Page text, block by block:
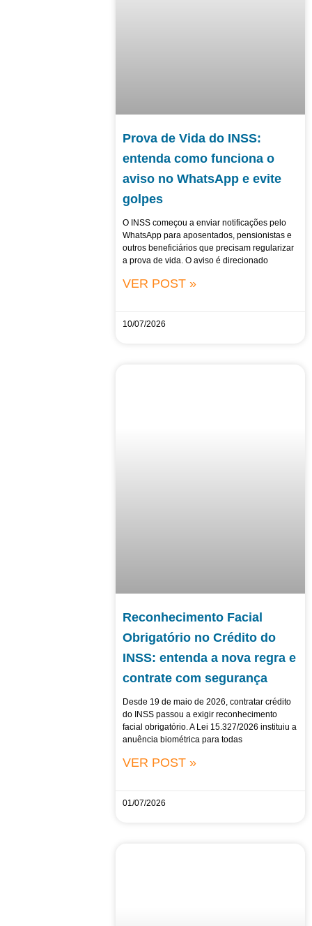
Prova de Vida do INSS:
entenda como funciona o
aviso no WhatsApp e evite
golpes
O INSS começou a enviar notificações pelo
WhatsApp para aposentados, pensionistas e
outros beneficiários que precisam regularizar
a prova de vida. O aviso é direcionado
VER POST »
10/07/2026
Reconhecimento Facial
Obrigatório no Crédito do
INSS: entenda a nova regra e
contrate com segurança
Desde 19 de maio de 2026, contratar crédito
do INSS passou a exigir reconhecimento
facial obrigatório. A Lei 15.327/2026 instituiu a
anuência biométrica para todas
VER POST »
01/07/2026